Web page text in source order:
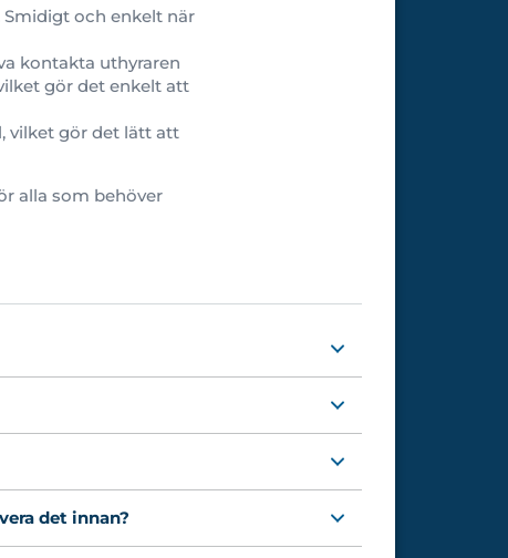
Smidigt och enkelt när
kontakta uthyraren
gör det enkelt att
vilket gör det lätt att
alla som behöver
det innan?